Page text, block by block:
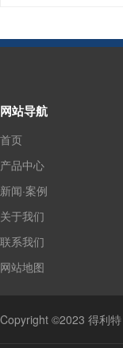
网站导航
首页
产品中心
新闻·案例
关于我们
联系我们
网站地图
Copyright ©2023 得利